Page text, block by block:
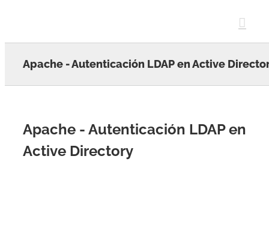
Apache - Autenticación LDAP en Active
Apache - Autenticación LDAP en
Active Directory